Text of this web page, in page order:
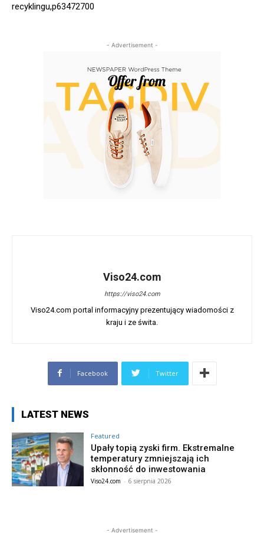
recyklingu,p63472700
- Advertisement -
Viso24.com
https://viso24.com
Viso24.com portal informacyjny prezentujący wiadomości z
kraju i ze świta.
Facebook Twitter
LATEST NEWS
Featured
Upały topią zyski firm. Ekstremalne
temperatury zmniejszają ich
skłonność do inwestowania
Viso24.com - 6 sierpnia 2026
- Advertisement -